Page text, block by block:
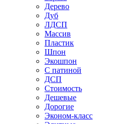
Дерево
Дуб
ЛДСП
Массив
Пластик
Шпон
Экошпон
С патиной
ДСП
Стоимость
Дешевые
Дорогие
Эконом-класс